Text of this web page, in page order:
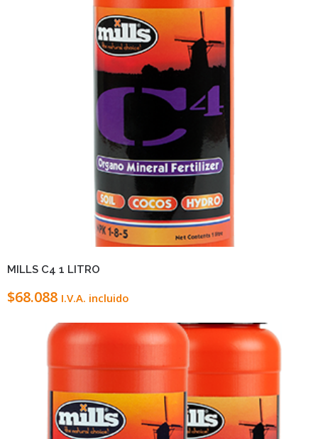
VIEW DETAILS LEER MÁS
MILLS C4 1 LITRO
$68.088 I.V.A. incluido